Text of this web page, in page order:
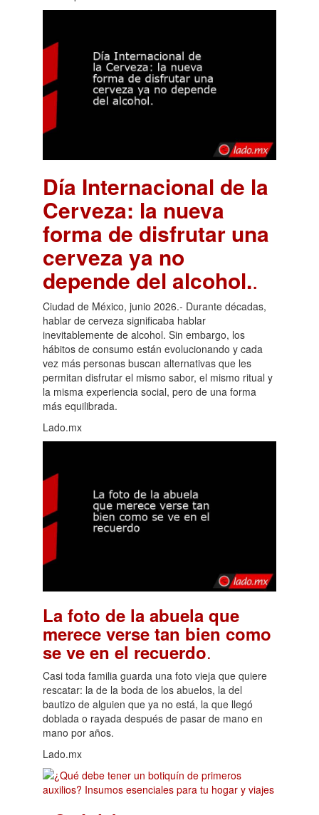
Día Internacional de la
Cerveza: la nueva
forma de disfrutar una
cerveza ya no
depende del alcohol..
Ciudad de México, junio 2026.- Durante décadas,
hablar de cerveza significaba hablar
inevitablemente de alcohol. Sin embargo, los
hábitos de consumo están evolucionando y cada
vez más personas buscan alternativas que les
permitan disfrutar el mismo sabor, el mismo ritual y
la misma experiencia social, pero de una forma
más equilibrada.
Lado.mx
La foto de la abuela que
merece verse tan bien como
se ve en el recuerdo.
Casi toda familia guarda una foto vieja que quiere
rescatar: la de la boda de los abuelos, la del
bautizo de alguien que ya no está, la que llegó
doblada o rayada después de pasar de mano en
mano por años.
Lado.mx